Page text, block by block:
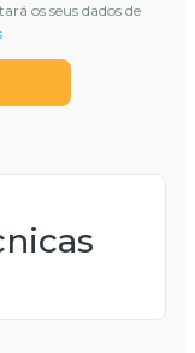
os seus dados de